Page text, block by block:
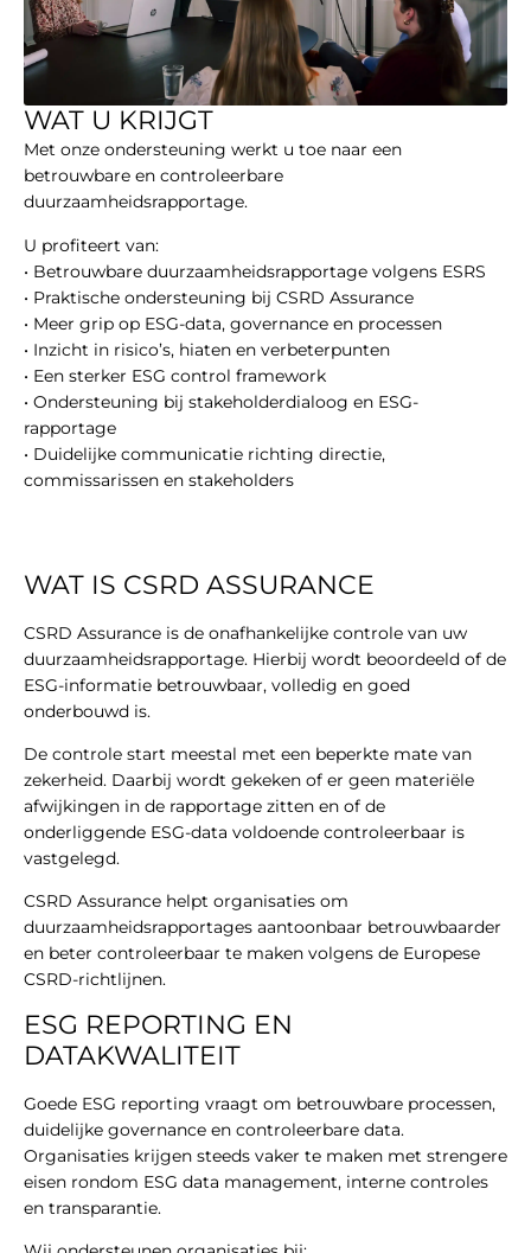
WAT U KRIJGT
Met onze ondersteuning werkt u toe naar een
betrouwbare en controleerbare
duurzaamheidsrapportage.
U profiteert van:
• Betrouwbare duurzaamheidsrapportage volgens ESRS
• Praktische ondersteuning bij CSRD Assurance
• Meer grip op ESG-data, governance en processen
• Inzicht in risico’s, hiaten en verbeterpunten
• Een sterker ESG control framework
• Ondersteuning bij stakeholderdialoog en ESG-
rapportage
• Duidelijke communicatie richting directie,
commissarissen en stakeholders
WAT IS CSRD ASSURANCE
CSRD Assurance is de onafhankelijke controle van uw
duurzaamheidsrapportage. Hierbij wordt beoordeeld of de
ESG-informatie betrouwbaar, volledig en goed
onderbouwd is.
De controle start meestal met een beperkte mate van
zekerheid. Daarbij wordt gekeken of er geen materiële
afwijkingen in de rapportage zitten en of de
onderliggende ESG-data voldoende controleerbaar is
vastgelegd.
CSRD Assurance helpt organisaties om
duurzaamheidsrapportages aantoonbaar betrouwbaarder
en beter controleerbaar te maken volgens de Europese
CSRD-richtlijnen.
ESG REPORTING EN
DATAKWALITEIT
Goede ESG reporting vraagt om betrouwbare processen,
duidelijke governance en controleerbare data.
Organisaties krijgen steeds vaker te maken met strengere
eisen rondom ESG data management, interne controles
en transparantie.